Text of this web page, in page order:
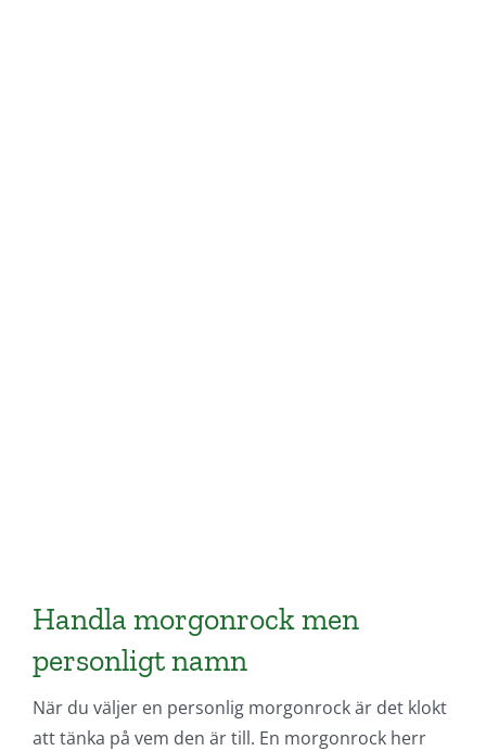
Handla morgonrock men
personligt namn
När du väljer en personlig morgonrock är det klokt
att tänka på vem den är till. En morgonrock herr